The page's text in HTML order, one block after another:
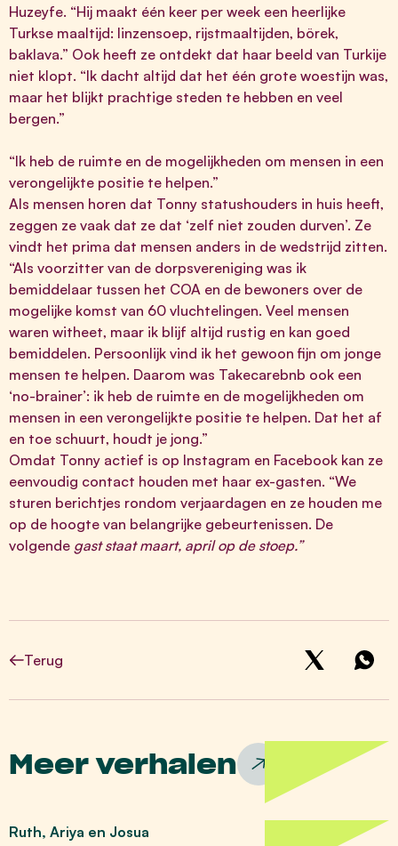
Huzeyfe. “Hij maakt één keer per week een heerlijke
Turkse maaltijd: linzensoep, rijstmaaltijden, börek,
baklava.” Ook heeft ze ontdekt dat haar beeld van Turkije
niet klopt. “Ik dacht altijd dat het één grote woestijn was,
maar het blijkt prachtige steden te hebben en veel
bergen.”
“Ik heb de ruimte en de mogelijkheden om mensen in een
verongelijkte positie te helpen.”
Als mensen horen dat Tonny statushouders in huis heeft,
zeggen ze vaak dat ze dat ‘zelf niet zouden durven’. Ze
vindt het prima dat mensen anders in de wedstrijd zitten.
“Als voorzitter van de dorpsvereniging was ik
bemiddelaar tussen het COA en de bewoners over de
mogelijke komst van 60 vluchtelingen. Veel mensen
waren witheet, maar ik blijf altijd rustig en kan goed
bemiddelen. Persoonlijk vind ik het gewoon fijn om jonge
mensen te helpen. Daarom was Takecarebnb ook een
‘no-brainer’: ik heb de ruimte en de mogelijkheden om
mensen in een verongelijkte positie te helpen. Dat het af
en toe schuurt, houdt je jong.”
Omdat Tonny actief is op Instagram en Facebook kan ze
eenvoudig contact houden met haar ex-gasten. “We
sturen berichtjes rondom verjaardagen en ze houden me
op de hoogte van belangrijke gebeurtenissen. De
volgende gast staat maart, april op de stoep.”
Terug
Meer verhalen
Ruth, Ariya en Josua